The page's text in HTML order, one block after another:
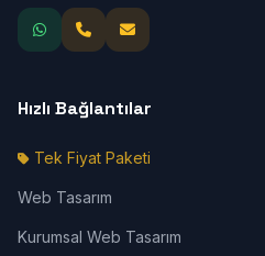
Hızlı Bağlantılar
Tek Fiyat Paketi
Web Tasarım
Kurumsal Web Tasarım